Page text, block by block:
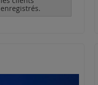
enregistrés.